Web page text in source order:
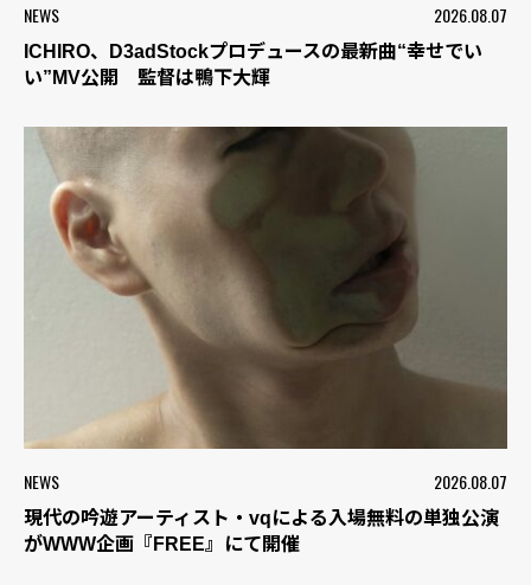
NEWS 2026.08.07
ICHIRO、D3adStockプロデュースの最新曲“幸せでい
い”MV公開 監督は鴨下大輝
NEWS 2026.08.07
現代の吟遊アーティスト・vqによる入場無料の単独公演
がWWW企画『FREE』にて開催